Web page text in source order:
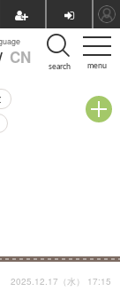
menu
CN search
2025.12.17（水） 17:15